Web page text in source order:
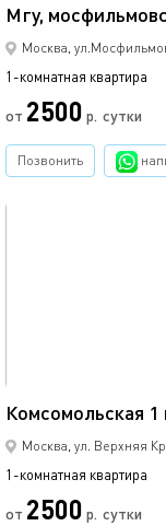
Мгу,
Москва,
1-комнатная квартира
от 2500 р. сутки
Позвонить
Комсомольская 1
Москва, ул. Верхняя
1-комнатная квартира
от 2500 р. сутки